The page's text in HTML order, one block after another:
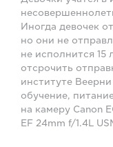
Иногда девочек
но они не
не исполнится 15
отсрочить
институте
обучение,
на камеру Canon
EF 24mm f/1.4L